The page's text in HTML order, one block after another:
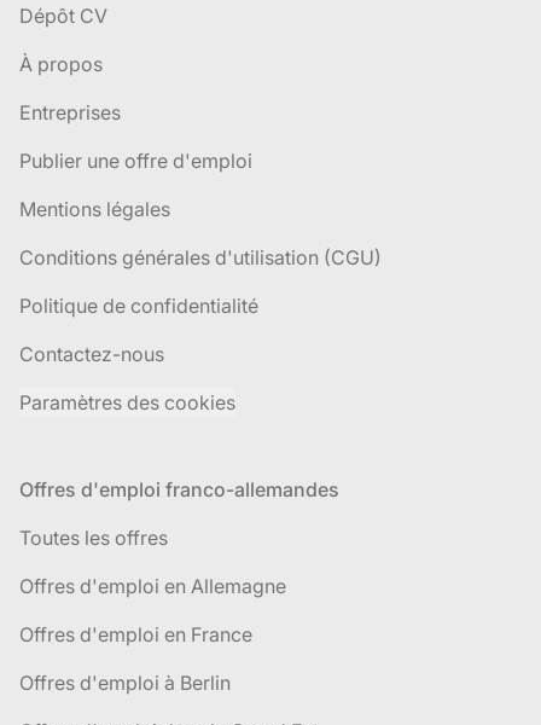
Dépôt CV
À propos
Entreprises
Publier une offre d'emploi
Mentions légales
Conditions générales d'utilisation (CGU)
Politique de confidentialité
Contactez-nous
Paramètres des cookies
Offres d'emploi franco-allemandes
Toutes les offres
Offres d'emploi en Allemagne
Offres d'emploi en France
Offres d'emploi à Berlin